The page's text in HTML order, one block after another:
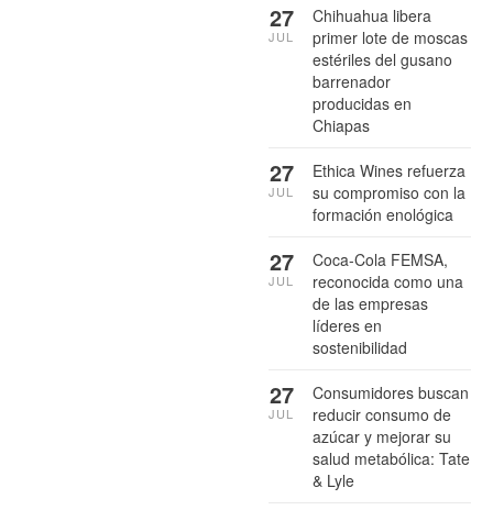
Chihuahua libera
primer lote de moscas
estériles del gusano
barrenador
producidas en
Chiapas
27
JUL
Ethica Wines refuerza
su compromiso con la
formación enológica
27
JUL
Coca-Cola FEMSA,
reconocida como una
de las empresas
líderes en
sostenibilidad
27
JUL
Consumidores buscan
reducir consumo de
azúcar y mejorar su
salud metabólica: Tate
& Lyle
27
JUL